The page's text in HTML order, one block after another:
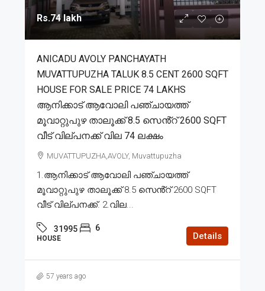
Rs.74 lakh
ANICADU AVOLY PANCHAYATH
MUVATTUPUZHA TALUK 8.5 CENT 2600 SQFT
HOUSE FOR SALE PRICE 74 LAKHS
ആനിക്കാട് ആവോലി പഞ്ചായത്ത്
മൂവാറ്റുപുഴ താലൂക്ക് 8.5 സെൻ്റ് 2600 SQFT
വീട് വില്പനക്ക് വില 74 ലക്ഷം
MUVATTUPUZHA,AVOLY, Muvattupuzha
1.ആനിക്കാട് ആവോലി പഞ്ചായത്ത്
മൂവാറ്റുപുഴ താലൂക്ക് 8.5 സെൻ്റ് 2600 SQFT
വീട് വില്പനക്ക്. 2.വില...
31995 6
HOUSE Details
57 years ago